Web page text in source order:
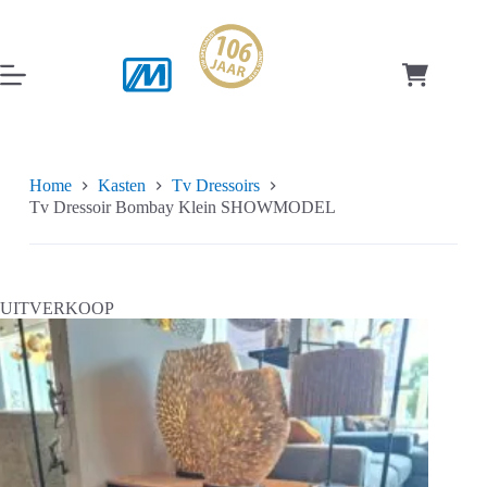
inhoud
Home Kasten
Tv Dressoirs
Tv Dressoir Bombay Klein SHOWMODEL
UITVERKOOP